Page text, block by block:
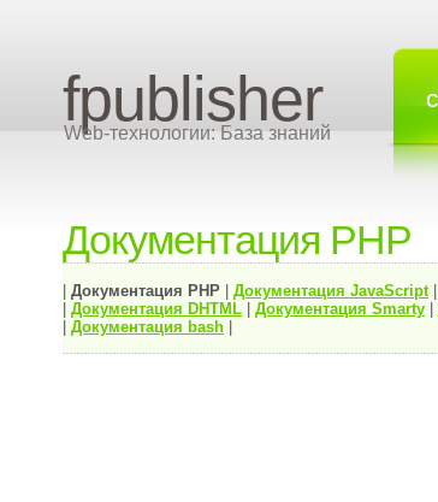
fpublisher
Web-технологии: База знаний
Документация PHP
Документация PHP Документация JavaScript|
Документация DHTML Документация Smarty
Документация bash